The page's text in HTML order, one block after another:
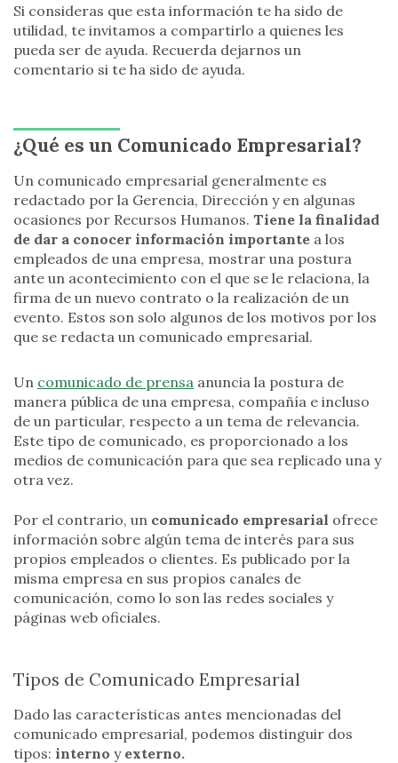
Si consideras que esta información te ha sido de
utilidad, te invitamos a compartirlo a quienes les
pueda ser de ayuda. Recuerda dejarnos un
comentario si te ha sido de ayuda.
¿Qué es un Comunicado Empresarial?
Un comunicado empresarial generalmente es
redactado por la Gerencia, Dirección y en algunas
ocasiones por Recursos Humanos. Tiene la finalidad
de dar a conocer información importante a los
empleados de una empresa, mostrar una postura
ante un acontecimiento con el que se le relaciona, la
firma de un nuevo contrato o la realización de un
evento. Estos son solo algunos de los motivos por los
que se redacta un comunicado empresarial.
Un comunicado de prensa anuncia la postura de
manera pública de una empresa, compañía e incluso
de un particular, respecto a un tema de relevancia.
Este tipo de comunicado, es proporcionado a los
medios de comunicación para que sea replicado una y
otra vez.
Por el contrario, un comunicado empresarial ofrece
información sobre algún tema de interés para sus
propios empleados o clientes. Es publicado por la
misma empresa en sus propios canales de
comunicación, como lo son las redes sociales y
páginas web oficiales.
Tipos de Comunicado Empresarial
Dado las características antes mencionadas del
comunicado empresarial, podemos distinguir dos
tipos: interno y externo.